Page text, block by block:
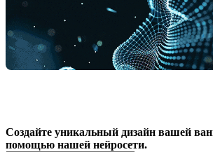
Создайте уникальный дизайн вашей
помощью нашей нейросети.